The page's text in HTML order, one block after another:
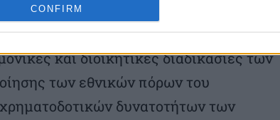
CONFIRM
μετασχηματισμό στο επίκεντρο της
ενσωμάτωση των σύγχρονων
και διοικητικές διαδικασίες των
των εθνικών πόρων του
δυνατοτήτων των